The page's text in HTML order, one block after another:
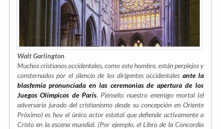
Walt Garlington
Muchos cristianos occidentales, como este hombre, están perplejos y
consternados por el silencio de los dirigentes occidentales ante la
blasfemia pronunciada en las ceremonias de apertura de los
Juegos Olímpicos de París. Piénselo: nuestro enemigo mortal (el
adversario jurado del cristianismo desde su concepción en Oriente
Próximo) es hoy el único actor estatal que defiende activamente a
Cristo en la escena mundial. (Por ejemplo, el Libro de la Concordia